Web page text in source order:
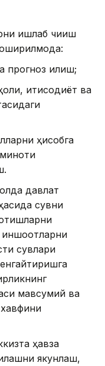
ишлаб чиқиш
прогноз қилиш;
иқтисодиёт ва
ҳисобга
давлат
сувни
иншоотларни
сувлари
мавсумий ва
хавфини
ҳавза
якунлаш,